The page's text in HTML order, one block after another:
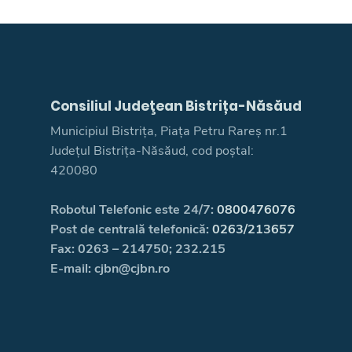
Consiliul Judeţean Bistrița-Năsăud
Municipiul Bistrița, Piața Petru Rareș nr.1
Județul Bistrița-Năsăud, cod poștal:
420080
Robotul Telefonic este 24/7: 0800476076
Post de centrală telefonică: 0263/213657
Fax: 0263 – 214750; 232.215
E-mail: cjbn@cjbn.ro